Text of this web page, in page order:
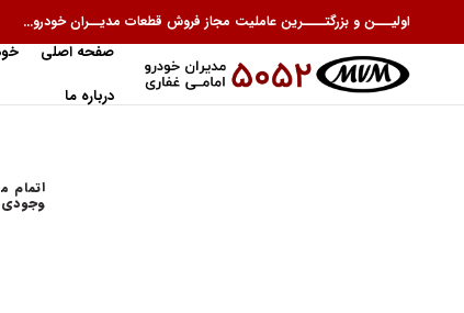
اولیـــن و بزرگتــــرین عاملیت مجاز فروش قطعات مدیــران خودرو...
صفحه اصلی
درباره ما
اتمام م
وجودی